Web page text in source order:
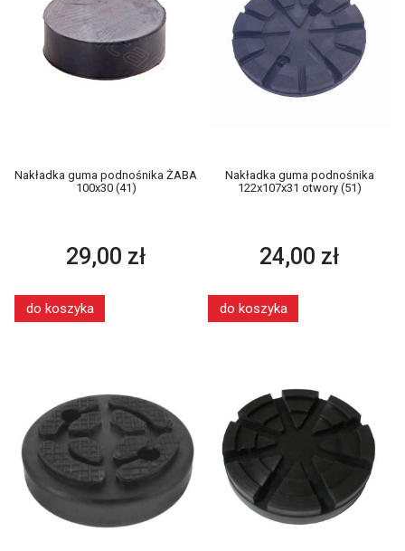
Nakładka guma podnośnika ŻABA
100x30 (41)
29,00 zł
do koszyka
Nakładka guma podnośnika
122x107x31 otwory (51)
24,00 zł
do koszyka